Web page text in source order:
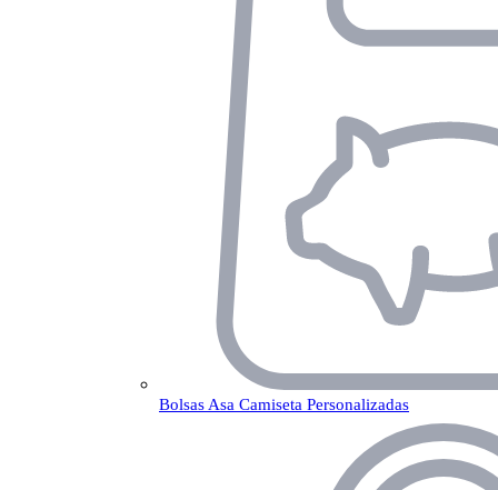
Bolsas Asa Camiseta Personalizadas